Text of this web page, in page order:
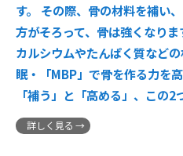
す。 その際、骨の材料を補い
方がそろって、骨は強くなりま
カルシウムやたんぱく質など
眠・「MBP」で骨を作る力を高
「補う」と「高める」、この2
詳しく見る